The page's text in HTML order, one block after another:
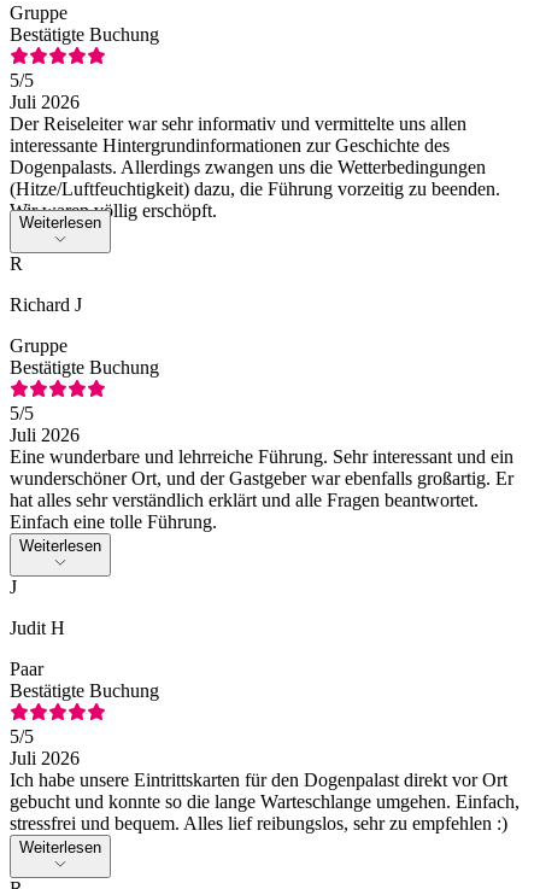
Gruppe
Bestätigte Buchung
5/5
Juli 2026
Der Reiseleiter war sehr informativ und vermittelte uns allen
interessante Hintergrundinformationen zur Geschichte des
Dogenpalasts. Allerdings zwangen uns die Wetterbedingungen
(Hitze/Luftfeuchtigkeit) dazu, die Führung vorzeitig zu beenden.
Wir waren völlig erschöpft.
Weiterlesen
R
Richard J
Gruppe
Bestätigte Buchung
5/5
Juli 2026
Eine wunderbare und lehrreiche Führung. Sehr interessant und ein
wunderschöner Ort, und der Gastgeber war ebenfalls großartig. Er
hat alles sehr verständlich erklärt und alle Fragen beantwortet.
Einfach eine tolle Führung.
Weiterlesen
J
Judit H
Paar
Bestätigte Buchung
5/5
Juli 2026
Ich habe unsere Eintrittskarten für den Dogenpalast direkt vor Ort
gebucht und konnte so die lange Warteschlange umgehen. Einfach,
stressfrei und bequem. Alles lief reibungslos, sehr zu empfehlen :)
Weiterlesen